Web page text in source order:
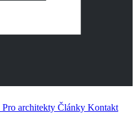
Pro architekty Články Kontakt